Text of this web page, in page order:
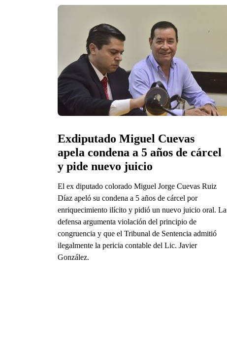
Exdiputado Miguel Cuevas
apela condena a 5 años de cárcel
y pide nuevo juicio
El ex diputado colorado Miguel Jorge Cuevas Ruiz
Díaz apeló su condena a 5 años de cárcel por
enriquecimiento ilícito y pidió un nuevo juicio oral. La
defensa argumenta violación del principio de
congruencia y que el Tribunal de Sentencia admitió
ilegalmente la pericia contable del Lic. Javier
González.